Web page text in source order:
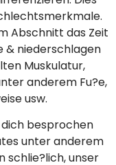
Abschnitt das Zeit
& niederschlagen
Muskulatur,
anderem Fu?e,
usw.
besprochen
unter anderem
schlie?lich, unser